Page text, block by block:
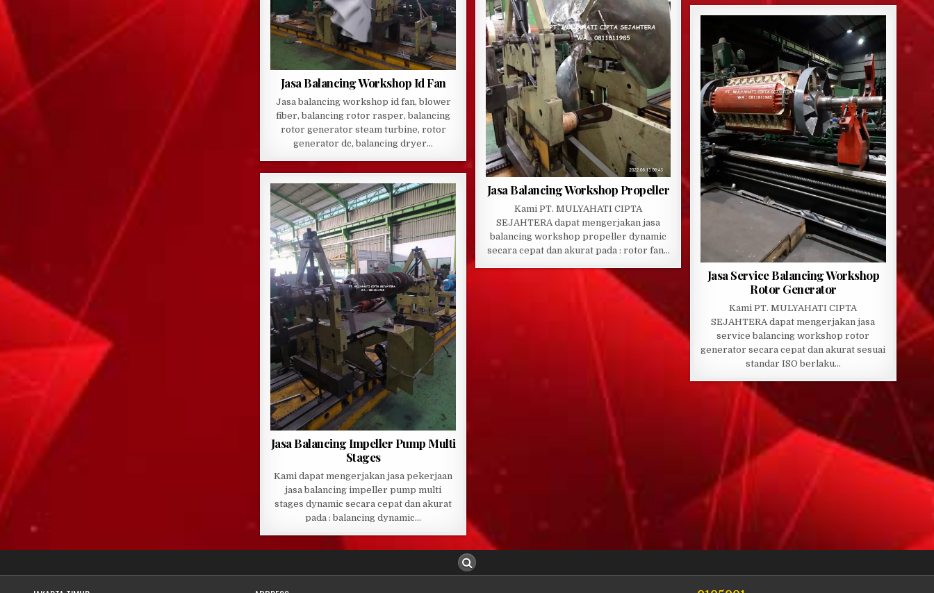
Jasa Balancing Workshop Id Fan
Jasa balancing workshop id fan, blower
fiber, balancing rotor rasper, balancing
rotor generator steam turbine, rotor
generator dc, balancing dryer…
Jasa Balancing Workshop Propeller
Kami PT. MULYAHATI CIPTA
SEJAHTERA dapat mengerjakan jasa
balancing workshop propeller dynamic
secara cepat dan akurat pada : rotor fan…
Jasa Service Balancing Workshop
Rotor Generator
Kami PT. MULYAHATI CIPTA
SEJAHTERA dapat mengerjakan jasa
service balancing workshop rotor
generator secara cepat dan akurat sesuai
standar ISO berlaku…
Jasa Balancing Impeller Pump Multi
Stages
Kami dapat mengerjakan jasa pekerjaan
jasa balancing impeller pump multi
stages dynamic secara cepat dan akurat
pada : balancing dynamic…